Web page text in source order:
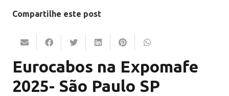
Compartilhe este post
Eurocabos na Expomafe
2025- São Paulo SP